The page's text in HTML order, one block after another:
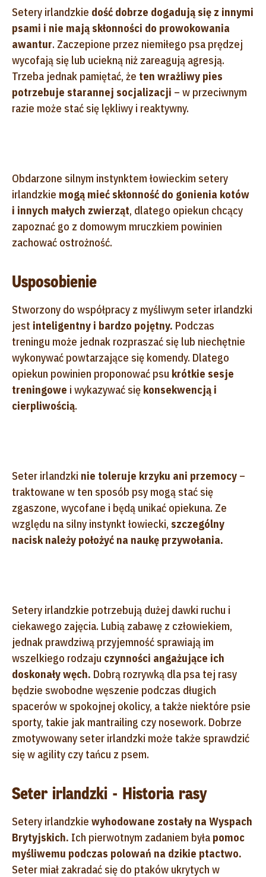
Setery irlandzkie dość dobrze dogadują się z innymi
psami i nie mają skłonności do prowokowania
awantur. Zaczepione przez niemiłego psa prędzej
wycofają się lub uciekną niż zareagują agresją.
Trzeba jednak pamiętać, że ten wrażliwy pies
potrzebuje starannej socjalizacji – w przeciwnym
razie może stać się lękliwy i reaktywny.
Obdarzone silnym instynktem łowieckim setery
irlandzkie mogą mieć skłonność do gonienia kotów
i innych małych zwierząt, dlatego opiekun chcący
zapoznać go z domowym mruczkiem powinien
zachować ostrożność.
Usposobienie
Stworzony do współpracy z myśliwym seter irlandzki
jest inteligentny i bardzo pojętny. Podczas
treningu może jednak rozpraszać się lub niechętnie
wykonywać powtarzające się komendy. Dlatego
opiekun powinien proponować psu krótkie sesje
treningowe i wykazywać się konsekwencją i
cierpliwością.
Seter irlandzki nie toleruje krzyku ani przemocy –
traktowane w ten sposób psy mogą stać się
zgaszone, wycofane i będą unikać opiekuna. Ze
względu na silny instynkt łowiecki, szczególny
nacisk należy położyć na naukę przywołania.
Setery irlandzkie potrzebują dużej dawki ruchu i
ciekawego zajęcia. Lubią zabawę z człowiekiem,
jednak prawdziwą przyjemność sprawiają im
wszelkiego rodzaju czynności angażujące ich
doskonały węch. Dobrą rozrywką dla psa tej rasy
będzie swobodne węszenie podczas długich
spacerów w spokojnej okolicy, a także niektóre psie
sporty, takie jak mantrailing czy nosework. Dobrze
zmotywowany seter irlandzki może także sprawdzić
się w agility czy tańcu z psem.
Seter irlandzki - Historia rasy
Setery irlandzkie wyhodowane zostały na Wyspach
Brytyjskich. Ich pierwotnym zadaniem była pomoc
myśliwemu podczas polowań na dzikie ptactwo.
Seter miał zakradać się do ptaków ukrytych w